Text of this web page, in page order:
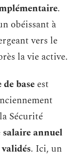
.
obéissant à
vers le
la vie active.
base est
Sécurité
salaire annuel
. Ici, un